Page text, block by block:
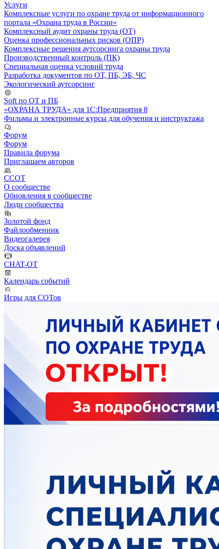
Услуги
Комплексные услуги по охране труда от информационного
портала «Охрана труда в России»
Комплексный аудит охраны труда (ОТ)
Оценка профессиональных рисков (ОПР)
Комплексные решения аутсорсинга охраны труда
Производственный контроль (ПК)
Специальная оценка условий труда
Разработка документов по ОТ, ПБ, ЭБ, ЧС
Экологический аутсорсинг
Soft по ОТ и ПБ
«ОХРАНА ТРУДА» для 1С:Предприятия 8
Фильмы и электронные курсы для обучения и инструктажа
Форум
Форум
Правила форума
Приглашаем авторов
ССОТ
О сообществе
Обновления в сообществе
Люди сообщества
Золотой фонд
Файлообменник
Видеогалерея
Доска объявлений
CHAT-OT
Календарь событий
Игры для СОТов